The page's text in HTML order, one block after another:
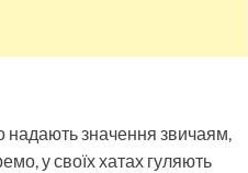
надають значення звичаям,
у своїх хатах гуляють